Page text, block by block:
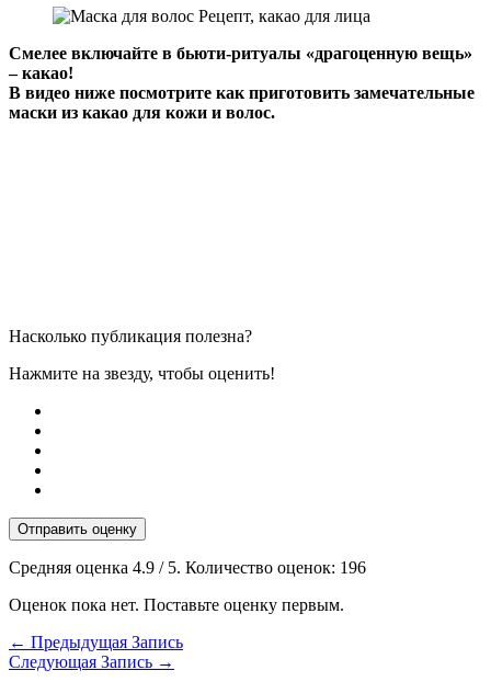
Смелее включайте в бьюти-ритуалы «драгоценную вещь»
– какао!
В видео ниже посмотрите как приготовить замечательные
маски из какао для кожи и волос.
Насколько публикация полезна?
Нажмите на звезду, чтобы оценить!
Отправить оценку
Средняя оценка 4.9 / 5. Количество оценок: 196
Оценок пока нет. Поставьте оценку первым.
← Предыдущая Запись
Следующая Запись →